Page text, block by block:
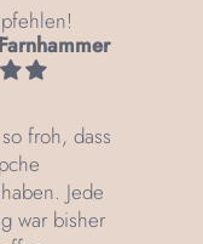
froh, dass
Jede
war bisher